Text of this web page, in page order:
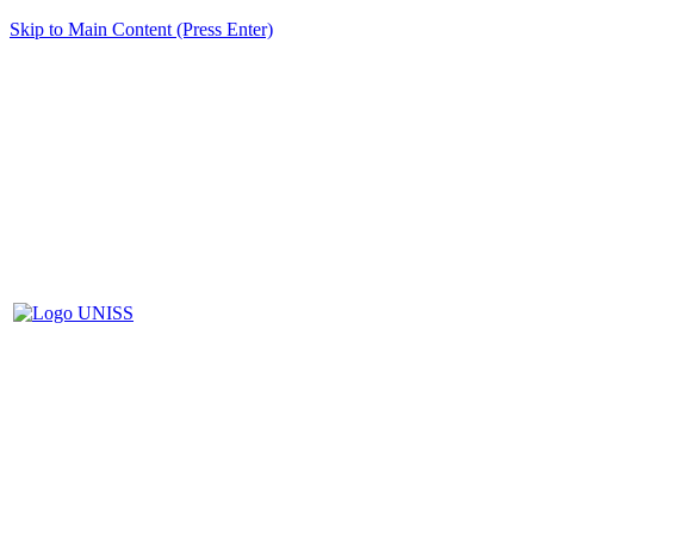
Skip to Main Content (Press Enter)